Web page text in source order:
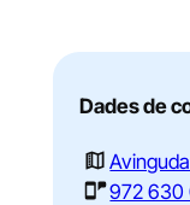
Dades de
972 630